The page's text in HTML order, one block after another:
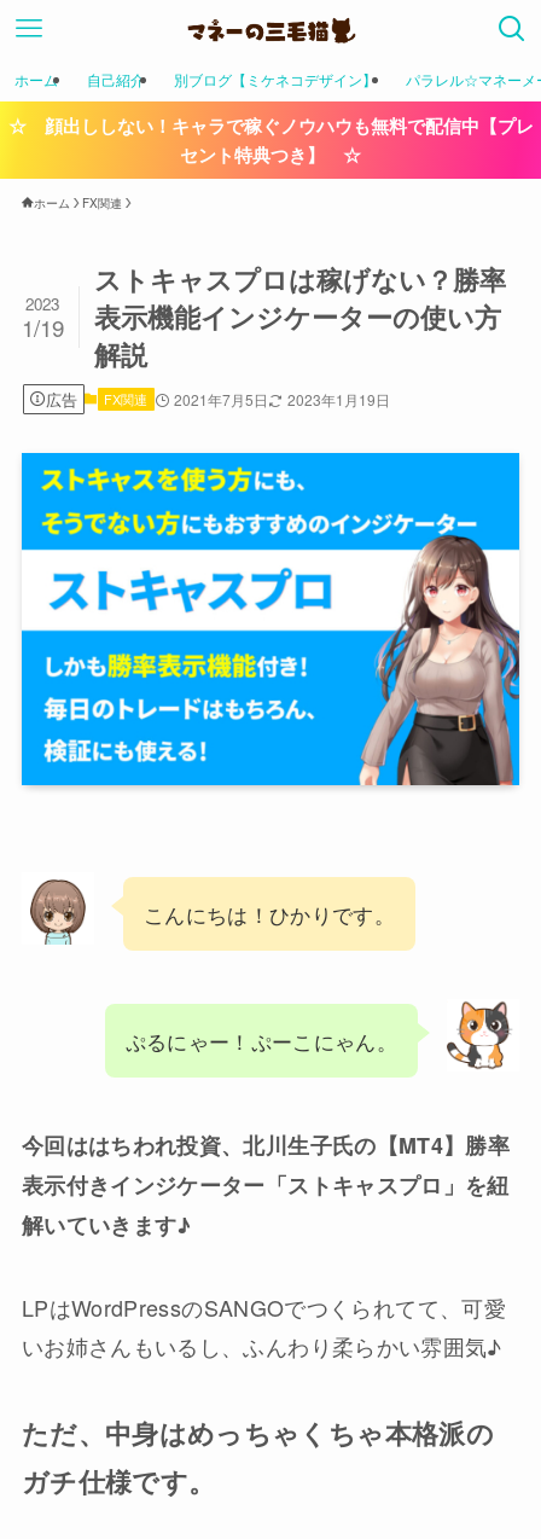
ホーム 自己紹介 別ブログ【ミケネコデザイン】 パラレル☆マネーメ
☆ 顔出ししない！キャラで稼ぐノウハウも無料で配信中【プレ
セント特典つき】 ☆
ホーム FX関連
ストキャスプロは稼げない？勝率
表示機能インジケーターの使い方
解説
2023
1/19
広告 FX関連 2021年7月5日 2023年1月19日
こんにちは！ひかりです。
ぷるにゃー！ぷーこにゃん。
今回ははちわれ投資、北川生子氏の【MT4】勝率
表示付きインジケーター「ストキャスプロ」を紐
解いていきます♪
LPはWordPressのSANGOでつくられてて、可愛
いお姉さんもいるし、ふんわり柔らかい雰囲気♪
ただ、中身はめっちゃくちゃ本格派の
ガチ仕様です。